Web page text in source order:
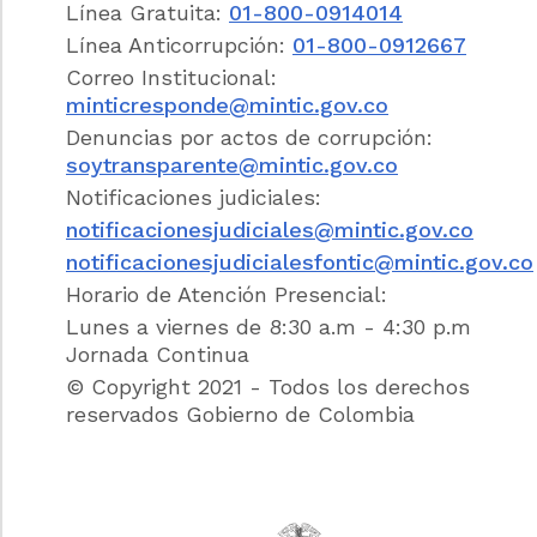
a. Constar por escrito(10).
b. Observar los principios de transparencia,
c. Dar cumplimiento al deber de planeación,
asegurar que todo proyecto esté precedido de
financiero y jurídico requeridos para determinar
así poder establecer la conveniencia o no del
d. Pagar los honorarios al/la contratista, como
del objeto contractual.
III. Lineamientos para la prevención de la
1. El contrato de prestación de servicios se
existencia de los tres elementos constitutivos de
personal del servicio, la remuneración y la
Línea Gratuita: 01-800-0914014
Línea Anticorrupción: 01-800-0912667
Correo Institucional:
minticresponde@mintic.gov.co
Denuncias por actos de corrupción:
soytransparente@mintic.gov.co
Notificaciones judiciales:
notificacionesjudiciales@mintic.gov.co
notificacionesjudicialesfontic@mintic.gov.co
Horario de Atención Presencial:
Lunes a viernes de 8:30 a.m - 4:30 p.m
Jornada Continua
© Copyright 2021 - Todos los derechos
reservados Gobierno de Colombia